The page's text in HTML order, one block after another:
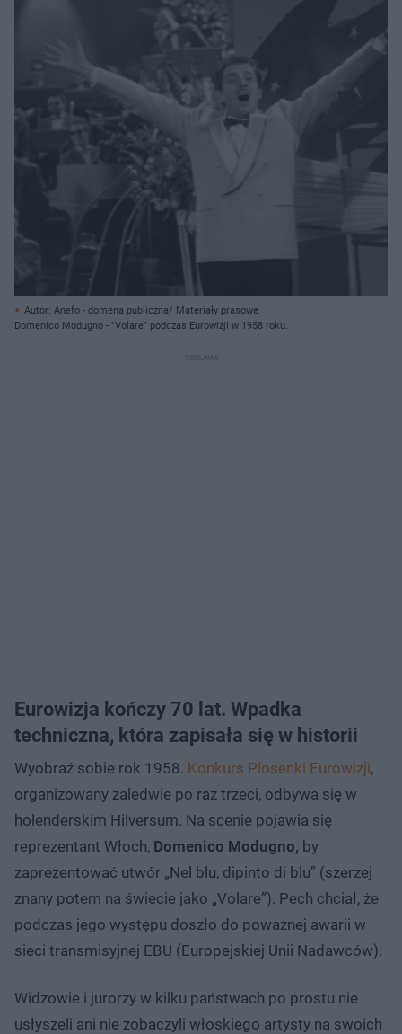
Autor: Anefo - domena publiczna/ Materiały prasowe
Domenico Modugno - "Volare" podczas Eurowizji w 1958 roku.
Eurowizja kończy 70 lat. Wpadka
techniczna, która zapisała się w historii
Wyobraź sobie rok 1958. Konkurs Piosenki Eurowizji,
organizowany zaledwie po raz trzeci, odbywa się w
holenderskim Hilversum. Na scenie pojawia się
reprezentant Włoch, Domenico Modugno, by
zaprezentować utwór „Nel blu, dipinto di blu” (szerzej
znany potem na świecie jako „Volare”). Pech chciał, że
podczas jego występu doszło do poważnej awarii w
sieci transmisyjnej EBU (Europejskiej Unii Nadawców).
Widzowie i jurorzy w kilku państwach po prostu nie
usłyszeli ani nie zobaczyli włoskiego artysty na swoich